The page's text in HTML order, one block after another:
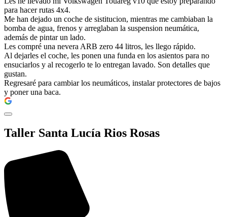
para hacer rutas 4x4.
Me han dejado un coche de sistitucion, mientras me cambiaban la
bomba de agua, frenos y arreglaban la suspension neumática,
además de pintar un lado.
Les compré una nevera ARB zero 44 litros, les llego rápido.
Al dejarles el coche, les ponen una funda en los asientos para no
ensuciarlos y al recogerlo te lo entregan lavado. Son detalles que
gustan.
Regresaré para cambiar los neumáticos, instalar protectores de bajos
y poner una baca.
Taller Santa Lucía Rios Rosas